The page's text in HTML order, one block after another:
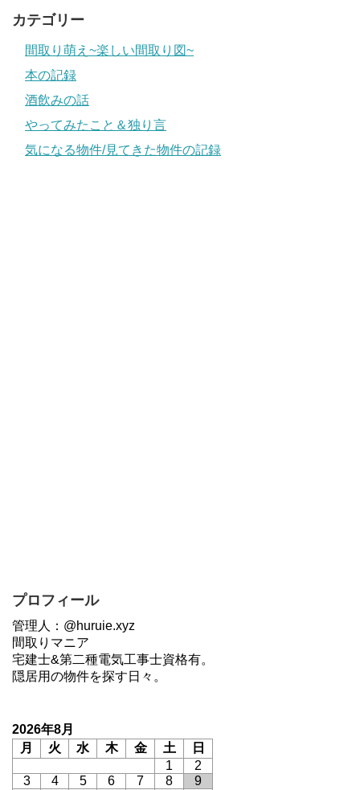
カテゴリー
間取り萌え~楽しい間取り図~
本の記録
酒飲みの話
やってみたこと＆独り言
気になる物件/見てきた物件の記録
プロフィール
管理人：@huruie.xyz
間取りマニア
宅建士&第二種電気工事士資格有。
隠居用の物件を探す日々。
2026年8月
月
火 水 木 金 土
日
1
2
3
4 5 6 7 8
9